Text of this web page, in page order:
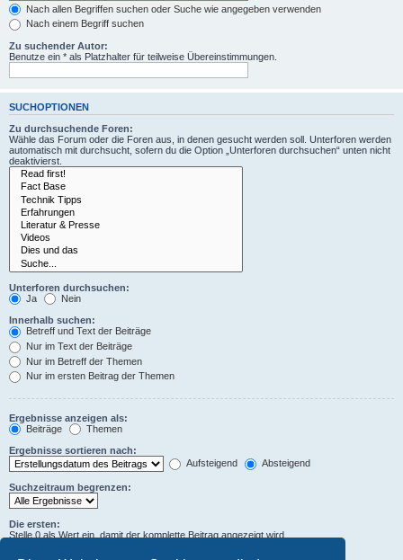
Nach allen Begriffen suchen oder Suche wie angegeben verwenden
Nach einem Begriff suchen
Zu suchender Autor:
Benutze ein * als Platzhalter für teilweise Übereinstimmungen.
SUCHOPTIONEN
Zu durchsuchende Foren:
Wähle das Forum oder die Foren aus, in denen gesucht werden soll. Unterforen werden
automatisch mit durchsucht, sofern du die Option „Unterforen durchsuchen“ unten nicht
deaktivierst.
Unterforen durchsuchen:
Ja
Nein
Innerhalb suchen:
Betreff und Text der Beiträge
Nur im Text der Beiträge
Nur im Betreff der Themen
Nur im ersten Beitrag der Themen
Ergebnisse anzeigen als:
Beiträge
Themen
Ergebnisse sortieren nach:
Aufsteigend
Absteigend
Suchzeitraum begrenzen:
Die ersten:
Stelle 0 als Wert ein, damit der komplette Beitrag angezeigt wird.